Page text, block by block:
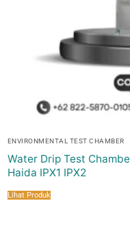
ENVIRONMENTAL TEST CHAMBER
Water Drip Test
Haida IPX1 IPX2
Lihat Produk